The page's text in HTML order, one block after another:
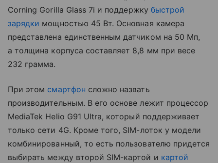
Corning Gorilla Glass 7i и поддержку быстрой
зарядки мощностью 45 Вт. Основная камера
представлена единственным датчиком на 50 Мп,
а толщина корпуса составляет 8,8 мм при весе
232 грамма.
При этом смартфон сложно назвать
производительным. В его основе лежит процессор
MediaTek Helio G91 Ultra, который поддерживает
только сети 4G. Кроме того, SIM-лоток у модели
комбинированный, то есть пользователю придется
выбирать между второй SIM-картой и картой